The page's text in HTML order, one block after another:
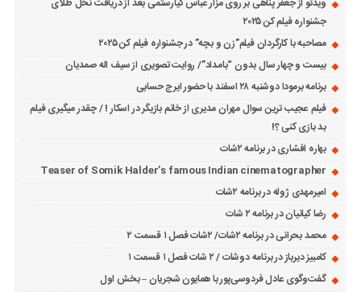
ویدئو از جعفر پناهی بر روی مزار عباس کیارستمی بعد از دریافت نخل طلای
جشنواره فیلم کن ۲۰۲۵
مصاحبه با کارگردان فیلم”زن و بچه” در جشنواره فیلم کن ۲۰۲۵
بیست و چهار سال بدون “بامداد”/ روایت تصویری از سیف اله صمدیان
برنامه برمودا دوشنبه ۲۸ اسفند با حضور ایرج حسابی
فیلم عجیب ترین سوال مهران مدیری از خانم بازیگر در اسکار ! / چقدر میگیری فیلم
بد بازی کنی ؟!
بهاره افشاری در برنامه ۲شات
Teaser of Somik Halder’s famous Indian cinematographer
امیرمهدی ژوله در برنامه ۲شات
رضا کیانیان در برنامه ۲ شات
محمد بحرانی در برنامه ۲شات/ ۲شات فصل ۱ قسمت ۲
کامبیز دیرباز در برنامه دوشات / ۲ شات فصل ۱ قسمت ۱
گفت‌وگوی عادل فردوسی‌پور با همایون شجریان – بخش اول